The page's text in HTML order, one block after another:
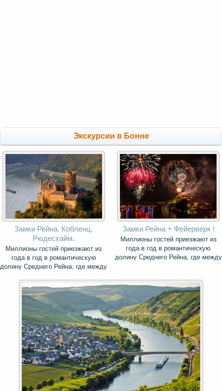
Экскурсии в Бонне
Замки Рейна. Кобленц,
Рюдесхайм.
Миллионы гостей приезжают из
года в год в романтическую
долину Среднего Рейна, где между
сохранилось самое большое число
средневековых замков во всём
мире.
Замки Рейна + Фейерверк !
Миллионы гостей приезжают из
года в год в романтическую
долину Среднего Рейна, где между
средневековых замков во всём
мире.